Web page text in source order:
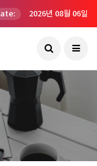
2026년 08월 06일